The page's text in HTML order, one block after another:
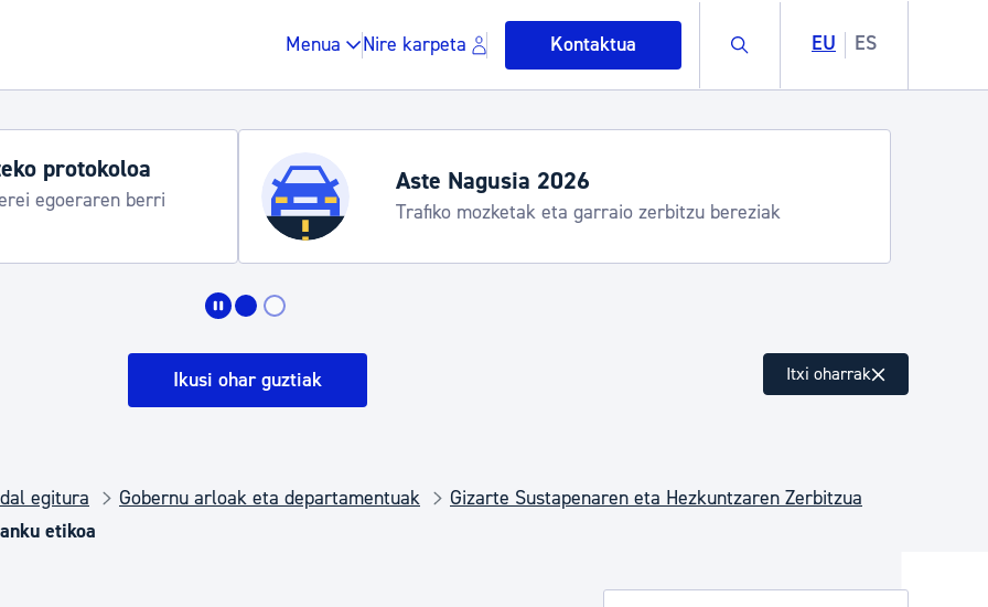
Menua Nire karpeta Kontaktua Buscar EU ES
Gune publikoa, hondakinak eta ingurumena
Euskara
protokoloa
egoeraren berri
Aste Nagusia 2026
Trafiko mozketak eta garraio zerbitzu bereziak
Ikusi ohar guztiak Itxi oharrak
egitura Gobernu arloak eta departamentuak
Gizarte Sustapenaren eta Hezkuntzaren Zerbitzua
etikoa